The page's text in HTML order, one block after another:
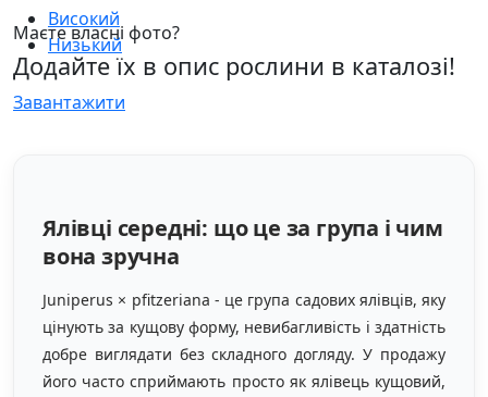
Високий
Низький
Маєте власні фото?
Додайте їх в опис рослини в каталозі!
Завантажити
Ялівці середні: що це за група і чим
вона зручна
Juniperus × pfitzeriana - це група садових ялівців, яку
цінують за кущову форму, невибагливість і здатність
добре виглядати без складного догляду. У продажу
його часто сприймають просто як ялівець кущовий,